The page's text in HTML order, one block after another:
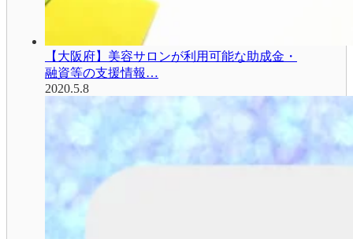
【大阪府】美容サロンが利用可能な助成金・
融資等の支援情報…
2020.5.8